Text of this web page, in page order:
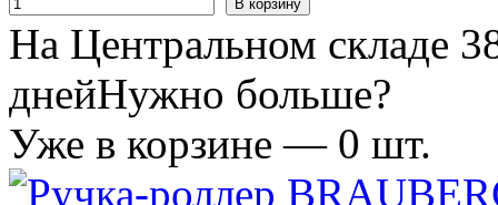
В корзину
На Центральном складе
днейНужно больше?
Уже в корзине — 0 шт.